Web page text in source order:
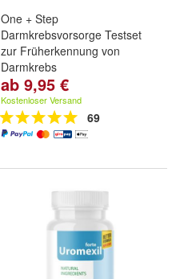
One + Step
Darmkrebsvorsorge Testset
zur Früherkennung von
Darmkrebs
ab 9,95 €
Kostenloser Versand
69